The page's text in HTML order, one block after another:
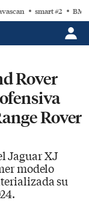
smart #2
Rover
Rover
Jaguar XJ
modelo
su